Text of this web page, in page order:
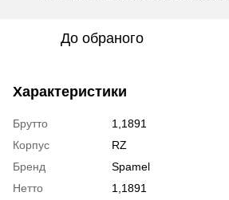
До обраного
Характеристики
Брутто
1,1891
Корпус
RZ
Бренд
Spamel
Нетто
1,1891